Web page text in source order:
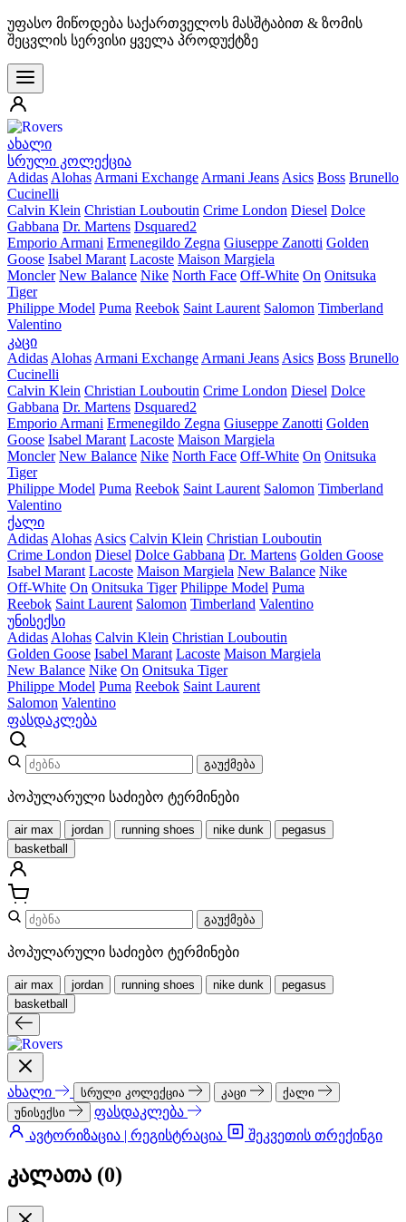
უფასო მიწოდება საქართველოს მასშტაბით & ზომის
შეცვლის სერვისი ყველა პროდუქტზე
ახალი
სრული კოლექცია
Adidas Alohas Armani Exchange Armani Jeans Asics Boss Brunello
Cucinelli
Calvin Klein Christian Louboutin Crime London Diesel Dolce
Gabbana Dr. Martens Dsquared2
Emporio Armani Ermenegildo Zegna Giuseppe Zanotti Golden
Goose Isabel Marant Lacoste Maison Margiela
Moncler New Balance Nike North Face Off-White On Onitsuka
Tiger
Philippe Model Puma Reebok Saint Laurent Salomon Timberland
Valentino
კაცი
Adidas Alohas Armani Exchange Armani Jeans Asics Boss Brunello
Cucinelli
Calvin Klein Christian Louboutin Crime London Diesel Dolce
Gabbana Dr. Martens Dsquared2
Emporio Armani Ermenegildo Zegna Giuseppe Zanotti Golden
Goose Isabel Marant Lacoste Maison Margiela
Moncler New Balance Nike North Face Off-White On Onitsuka
Tiger
Philippe Model Puma Reebok Saint Laurent Salomon Timberland
Valentino
ქალი
Adidas Alohas Asics Calvin Klein Christian Louboutin
Crime London Diesel Dolce Gabbana Dr. Martens Golden Goose
Isabel Marant Lacoste Maison Margiela New Balance Nike
Off-White On Onitsuka Tiger Philippe Model Puma
Reebok Saint Laurent Salomon Timberland Valentino
უნისექსი
Adidas Alohas Calvin Klein Christian Louboutin
Golden Goose Isabel Marant Lacoste Maison Margiela
New Balance Nike On Onitsuka Tiger
Philippe Model Puma Reebok Saint Laurent
Salomon Valentino
ფასდაკლება
გაუქმება
პოპულარული საძიებო ტერმინები
air max jordan running shoes nike dunk
pegasus
basketball
გაუქმება
პოპულარული საძიებო ტერმინები
air max jordan running shoes nike dunk
pegasus
basketball
ახალი სრული კოლექცია კაცი
ქალი
უნისექსი
ფასდაკლება
ავტორიზაცია | რეგისტრაცია
შეკვეთის თრექინგი
კალათა (0)